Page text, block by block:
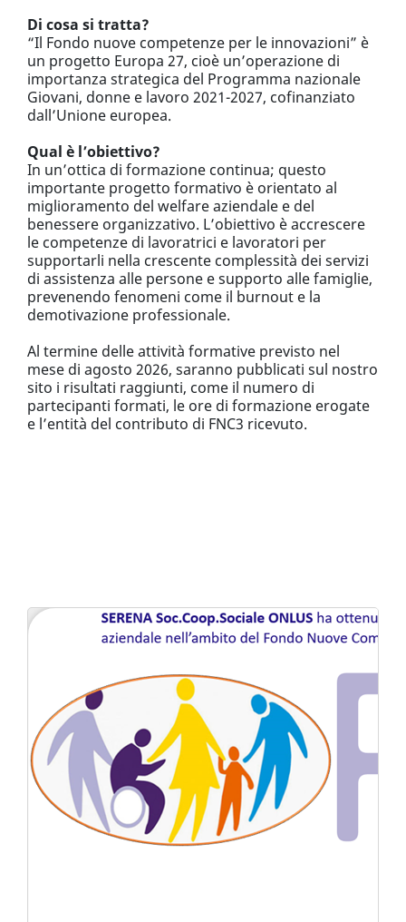
Di cosa si tratta?
“Il Fondo nuove competenze per le innovazioni” è
un progetto Europa 27, cioè un’operazione di
importanza strategica del Programma nazionale
Giovani, donne e lavoro 2021-2027, cofinanziato
dall’Unione europea.
Qual è l’obiettivo?
In un’ottica di formazione continua; questo
importante progetto formativo è orientato al
miglioramento del welfare aziendale e del
benessere organizzativo. L’obiettivo è accrescere
le competenze di lavoratrici e lavoratori per
supportarli nella crescente complessità dei servizi
di assistenza alle persone e supporto alle famiglie,
prevenendo fenomeni come il burnout e la
demotivazione professionale.
Al termine delle attività formative previsto nel
mese di agosto 2026, saranno pubblicati sul nostro
sito i risultati raggiunti, come il numero di
partecipanti formati, le ore di formazione erogate
e l’entità del contributo di FNC3 ricevuto.